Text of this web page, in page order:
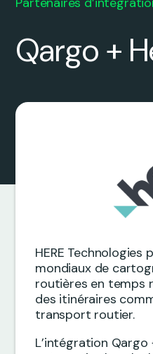
Qargo +
HERE Technologies
mondiaux de
routières en temps
des itinéraires
transport routier.
L’intégration Qargo